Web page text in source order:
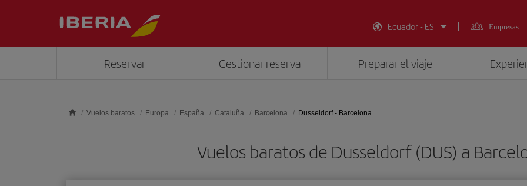
Ecuador - ES
Empresas
Reservar Gestionar reserva Preparar el viaje
Vuelos baratos Europa España Cataluña Barcelona Dusseldorf - Barcelona
Vuelos baratos de Dusseldorf (DUS) a